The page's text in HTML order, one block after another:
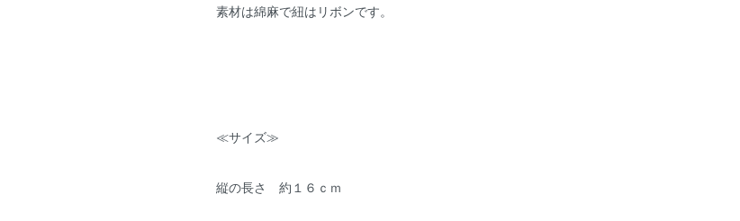
素材は綿麻で紐はリボンです。
≪サイズ≫
縦の長さ 約１６ｃｍ